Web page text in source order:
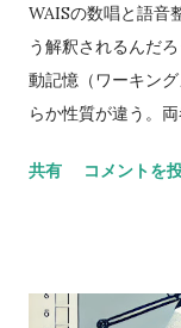
WAISの数唱と語音
う解釈されるんだ
動記憶（ワーキン
らか性質が違う。
sequencing とある
４点以上の乖離（
共有 コメントを